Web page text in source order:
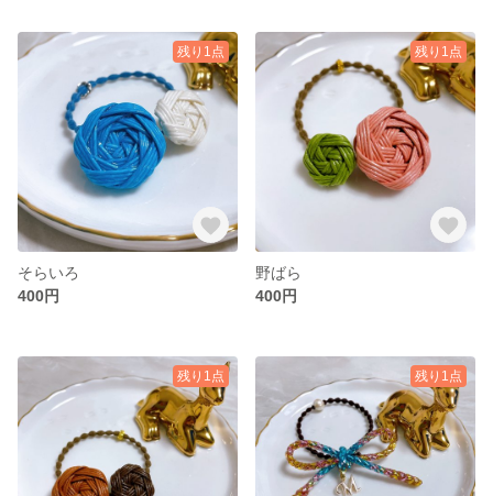
残り1点
そらいろ
400円
残り1点
野ばら
400円
残り1点 残り1点